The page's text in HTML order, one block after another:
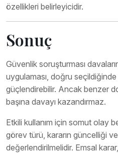
özellikleri belirleyicidir.
Sonuç
Güvenlik soruşturması
uygulaması, doğru
güçlendirebilir. Ancak benzer
başına davayı kazandırmaz.
Etkili kullanım için somut olay
görev türü, kararın güncelliği
değerlendirilmelidir. Emsal